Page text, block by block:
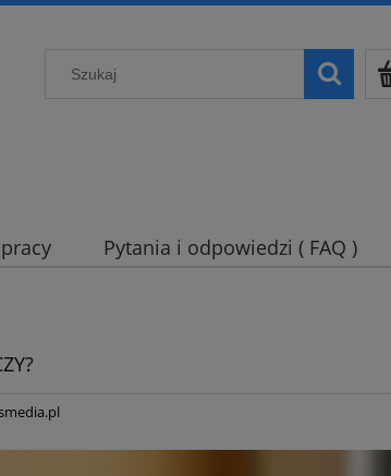
Pytania i odpowiedzi ( FAQ )